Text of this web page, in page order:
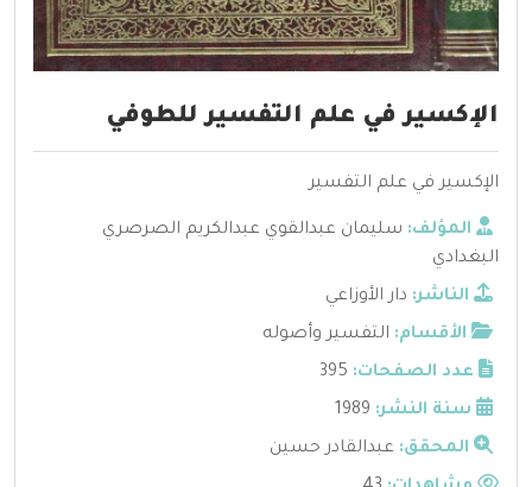
الإكسير في علم التفسير للطوفي
الإكسير في علم التفسير
المؤلف: سليمان عبدالقوي عبدالكريم الصرصري
البغدادي
الناشر: دار الأوزاعي
الأقسام: التفسير وأصوله
عدد الصفحات: 395
سنة النشر: 1989
المحقق: عبدالقادر حسين